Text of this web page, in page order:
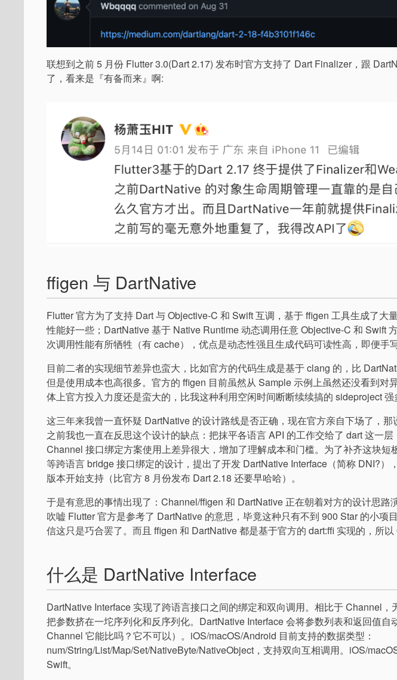
联想到之前 5 月份 Flutter 3.0(Dart 2.17) 发布时官方支持了 Dart Finalizer，跟
了，看来是『有备而来』啊:
ffigen 与 DartNative
Flutter 官方为了支持 Dart 与 Objective-C 和 Swift 互调，基于 ffigen 工具生成了大
性能好一些；DartNative 基于 Native Runtime 动态调用任意 Objective-C 和 Swift
次调用性能有所牺牲（有 cache），优点是动态性强且生成代码可读性高，即便手
目前二者的实现细节差异也蛮大，比如官方的代码生成是基于 clang 的，比
但是使用成本也高很多。官方的 ffigen 目前虽然从 Sample 示例上虽然还没看到对
体上官方投入力度还是蛮大的，比我这种利用空闲时间断断续续搞的 sideproject 强
这三年来我曾一直怀疑 DartNative 的设计路线是否正确，现在官方亲自下场了，
之前我也一直在反思这个设计的缺点：把抹平各语言 API 的工作交给了 dart 这一
Channel 接口绑定方案使用上差异很大，增加了理解成本和门槛。为了补齐这块短
等跨语言 bridge 接口绑定的设计，提出了开发 DartNative Interface（简称 DNI?）
版本开始支持（比官方 8 月份发布 Dart 2.18 还要早哈哈）。
于是有意思的事情出现了：Channel/ffigen 和 DartNative 正在朝着对方的设计思路
吹嘘 Flutter 官方是参考了 DartNative 的意思，毕竟这种只有不到 900 Star 的小项
信这只是巧合罢了。而且 ffigen 和 DartNative 都是基于官方的 dart:ffi 实现的，所以
什么是 DartNative Interface
DartNative Interface 实现了跨语言接口之间的绑定和双向调用。相比于 Channel
把参数挤在一坨序列化和反序列化。DartNative Interface 会将参数列表和返回值
Channel 它能比吗？它不可以）。iOS/macOS/Android 目前支持的数据类型：
num/String/List/Map/Set/NativeByte/NativeObject，支持双向互相调用。iOS/
Swift。